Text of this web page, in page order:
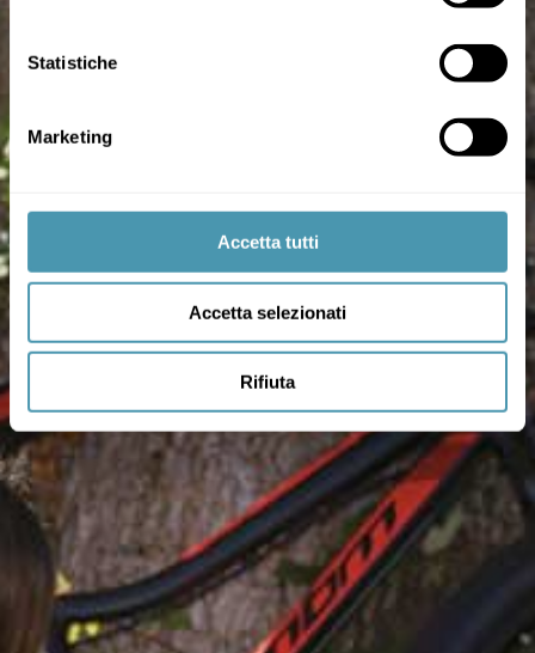
Statistiche
Marketing
Accetta tutti
Accetta selezionati
Rifiuta